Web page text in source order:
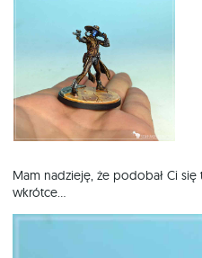
Mam nadzieję, że podobał Ci
wkrótce…